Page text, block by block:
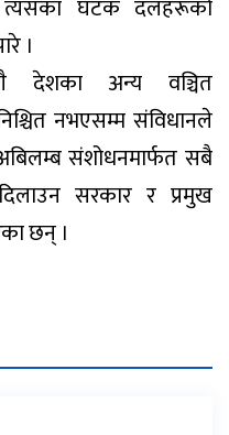
त्यसका घटक दलहरूको
।
देशका अन्य वञ्चित
नभएसम्म संविधानले
संशोधनमार्फत सबै
सरकार र प्रमुख
छन् ।